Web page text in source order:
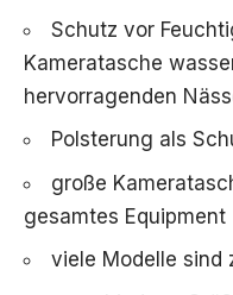
Schutz vor
Kameratasche
hervorragenden
Polsterung als
große
gesamtes Equipment
viele Modelle sind